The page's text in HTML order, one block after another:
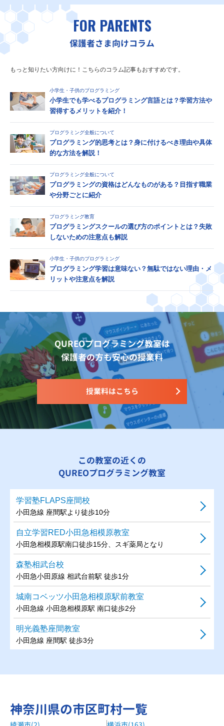
FOR PARENTS
保護者さま向けコラム
もっと知りたい方向けに！こちらのコラム記事もおすすめです。
小学生・子供のプログラミング
小学生でも学べるプログラミング言語とは？学習方法や
習得するメリットを紹介！
プログラミング全般について
プログラミング的思考とは？身に付けるべき理由や具体
的な方法を解説！
プログラミング全般について
プログラミングの資格はどんなものがある？目指す職業
や分野ごとに紹介
プログラミング教育
プログラミングスクールの選び方のポイントとは？失敗
しないための注意点も解説
小学生・子供のプログラミング
プログラミング学習は意味ない？無駄ではない理由・メ
リットや注意点を解説
QUREOプログラミング教室は
保護者の方も安心の授業料
授業料はこちら
この教室の近くの
QUREOプログラミング教室
学習塾FLAPS座間校
小田急線 座間駅より徒歩10分
自立学習RED小田急相模原教室
小田急相模原駅南口徒歩15分、スギ薬局となり
森塾相武台校
小田急小田原線 相武台前駅 徒歩1分
城南コベッツ小田急相模原駅前教室
小田急線 小田急相模原駅 南口徒歩2分
明光義塾座間教室
小田急線 座間駅 徒歩3分
神奈川県の市区町村一覧